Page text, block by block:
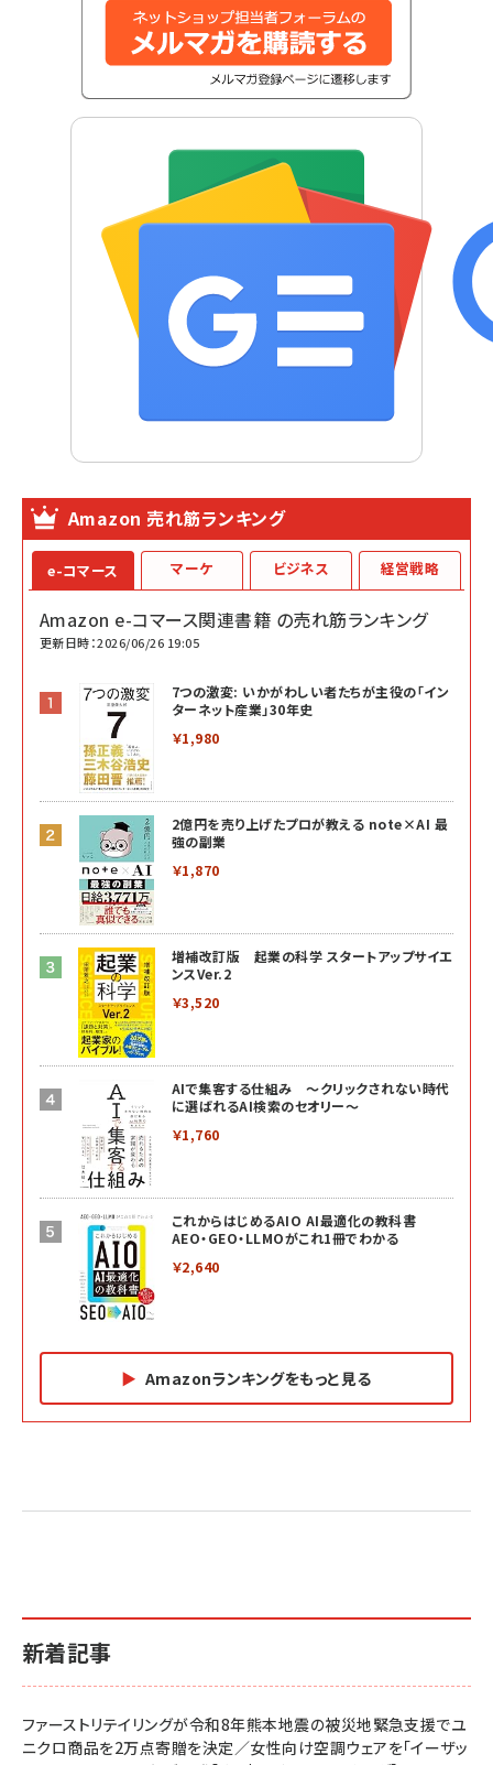
Amazon 売れ筋ランキング
e-コマース
Amazon e-コマース関連書籍 の売れ筋ランキング
更新日時：2026/06/26 19:05
7つの激変: いかがわしい者たちが主役の「イン
ターネット産業」30年史
￥1,980
2億円を売り上げたプロが教える note×AI 最
強の副業
￥1,870
増補改訂版 起業の科学 スタートアップサイエ
ンスVer.2
￥3,520
AIで集客する仕組み ～クリックされない時代
に選ばれるAI検索のセオリー～
￥1,760
これからはじめるAIO AI最適化の教科書
AEO・GEO・LLMOがこれ1冊でわかる
￥2,640
Amazonランキングをもっと見る
マーケ
2億円を売り上げたプロが教える note×AI 最強の
小さな会社は戦略が9割
￥1,815
ビジネス
anan(アンアン)2026/07/01号 No.2501[魅せる
anan(アンアン)2026/06/24号 No.2500増刊
anan(アンアン)2026/07/08号 No.2502[2026
年後半、あなたの恋と運命／山田涼介]
経営戦略
ベインキャピタル 企業価値向上力の秘密
ルな本質」
￥2,750
新着記事
ファーストリテイリングが令和8年熊本地震の被災地緊急支援でユ
ニクロ商品を2万点寄贈を決定／女性向け空調ウェアを「イーザッ